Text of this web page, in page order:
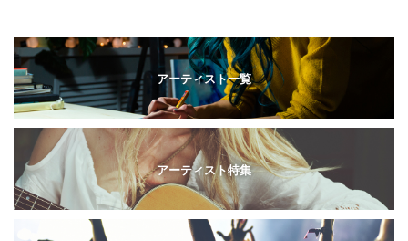
アーティスト一覧
アーティスト特集